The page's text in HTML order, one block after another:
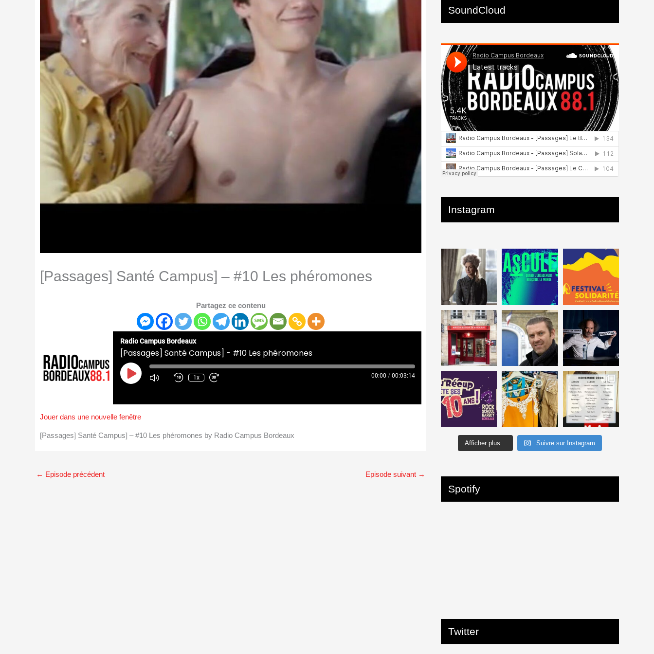
[Passages] Santé Campus] – #10 Les phéromones
Partagez ce contenu
Radio Campus Bordeaux
[Passages] Santé Campus] - #10 Les phéromones
Play
Episode
1x 00:00 / 00:03:14
Jouer dans une nouvelle fenêtre
[Passages] Santé Campus] – #10 Les phéromones by Radio Campus Bordeaux
← Episode précédent Episode suivant →
SoundCloud
Instagram
Afficher plus... Suivre sur Instagram
Spotify
Twitter